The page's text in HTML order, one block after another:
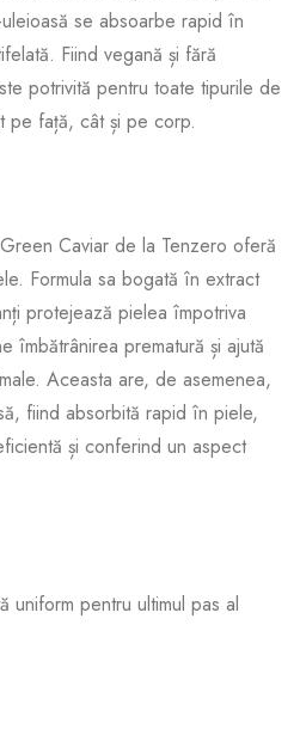
se absoarbe rapid în
Fiind vegană și fără
potrivită pentru toate tipurile de
pe față, cât și pe corp.
Caviar de la Tenzero oferă
Formula sa bogată în extract
protejează pielea împotriva
îmbătrânirea prematură și ajută
Aceasta are, de asemenea,
fiind absorbită rapid în piele,
și conferind un aspect
uniform pentru ultimul pas al